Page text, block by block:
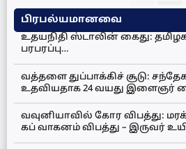
பிரபல்யமானவை
உதயநிதி ஸ்டாலின் கைது:
பரபரப்பு…
வத்தளை துப்பாக்கிச் சூடு:
உதவியதாக 24 வயது இளைஞர்
வவுனியாவில் கோர விபத்து:
கப் வாகனம் விபத்து – இருவர்